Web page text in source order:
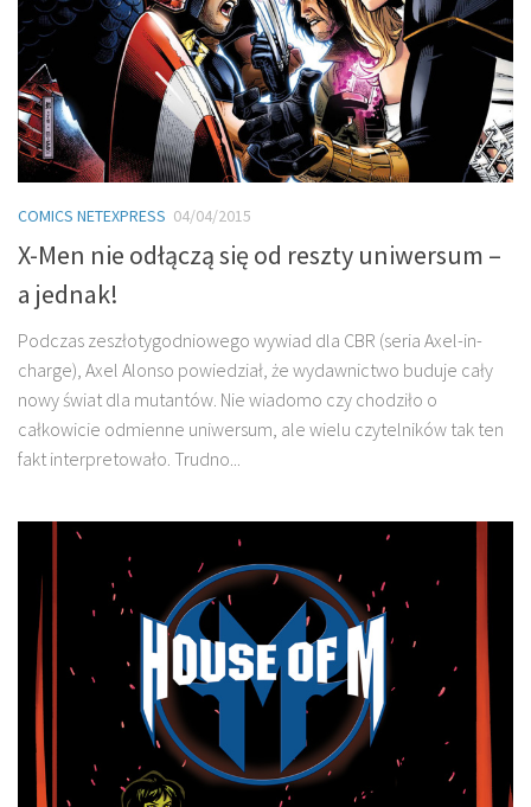
COMICS NETEXPRESS 04/04/2015
X-Men nie odłączą się od reszty uniwersum –
a jednak!
Podczas zeszłotygodniowego wywiad dla CBR (seria Axel-in-
charge), Axel Alonso powiedział, że wydawnictwo buduje cały
nowy świat dla mutantów. Nie wiadomo czy chodziło o
całkowicie odmienne uniwersum, ale wielu czytelników tak ten
fakt interpretowało. Trudno...